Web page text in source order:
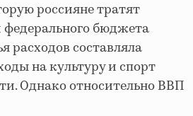
россияне тратят
федерального бюджета
расходов составляла
на культуру и спорт
Однако относительно ВВП